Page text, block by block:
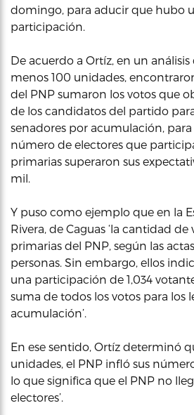
domingo, para aducir que hubo
participación.
De acuerdo a Ortíz, en un
menos 100 unidades,
del PNP sumaron los votos que
de los candidatos del partido
senadores por acumulación,
número de electores que
primarias superaron sus
mil.
Y puso como ejemplo que en la
Rivera, de Caguas ‘la cantidad de
primarias del PNP, según las
personas. Sin embargo, ellos
una participación de 1,034
suma de todos los votos para los
acumulación’.
En ese sentido, Ortíz determinó
unidades, el PNP infló sus
lo que significa que el PNP no
electores’.